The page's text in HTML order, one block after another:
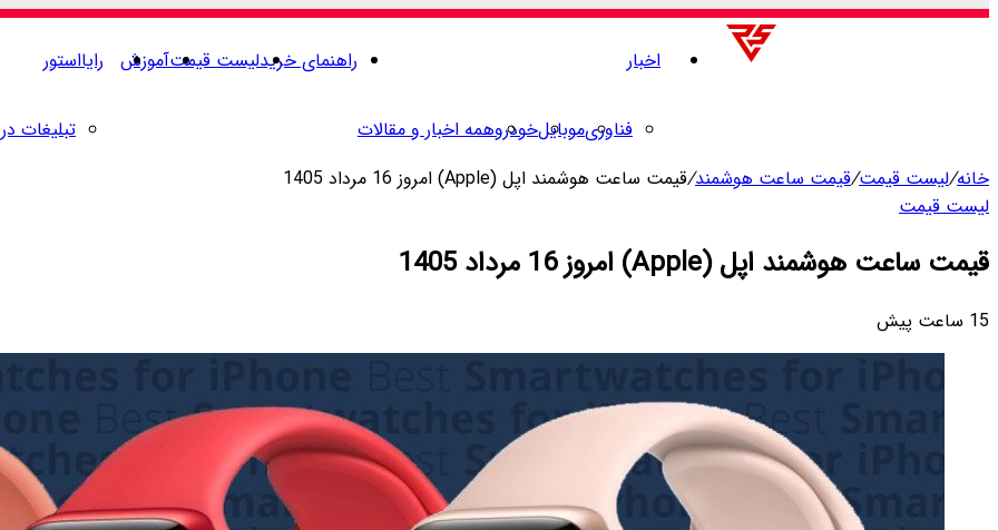
اخبار
فناوریموبایلخودروهمه اخبار و مقالات
راهنمای خریدلیست قیمتآموزش رایااستور
تبلیغات
خانه/لیست قیمت/قیمت ساعت هوشمند/قیمت ساعت هوشمند اپل (Apple) امروز 16 مرداد 1405
لیست قیمت
قیمت ساعت هوشمند اپل (Apple) امروز 16 مرداد 1405
15 ساعت پیش